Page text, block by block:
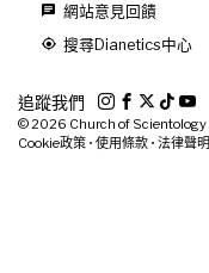
網站意見回饋
搜尋Dianetics中心
追蹤我們
© 2026 Church of Scientology
Cookie政策 • 使用條款 • 法律聲明